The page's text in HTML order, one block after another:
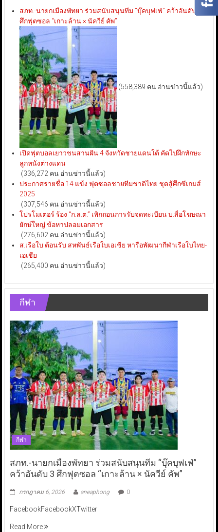
สภท.-นายกเมืองพัทยา ร่วมสนับสนุนทีม “บุ๊คบุฟเฟ่” คว้าอันดับ 3
ศึกฟุตซอล “เกาะล้าน × นัควีย์ คัพ”
(558,389 คน อ่านข่าวนี้แล้ว)
เปิดฟุตบอลเยาวชนสานฝัน 4 จังหวัดชายแดนใต้ คัดไปฝึกทักษะ
ลูกหนังต่างแดน
(336,272 คน อ่านข่าวนี้แล้ว)
ประกาศรายชื่อ 14 แข้ง ฟุตซอลชายทีมชาติไทย ชุดสู้ศึกซีเกมส์
2025
(307,546 คน อ่านข่าวนี้แล้ว)
โปรโมเตอร์ ร้อง “ก.ล.ต.” เพิกถอนการรับจดทะเบียน บ.สื่อโฆษณา
ยักษ์ใหญ่ ข้อหาปลอมเอกสาร
(276,602 คน อ่านข่าวนี้แล้ว)
ส.เรือใบ ต้อนรับ สหพันธ์เรือใบเอเชีย หารือพัฒนากีฬาเรือใบไทย-
เอเชีย
(265,400 คน อ่านข่าวนี้แล้ว)
กีฬา
กีฬา
สภท.-นายกเมืองพัทยา ร่วมสนับสนุนทีม “บุ๊คบุฟเฟ่”
คว้าอันดับ 3 ศึกฟุตซอล “เกาะล้าน × นัควีย์ คัพ”
กรกฎาคม 6, 2026 aneaphong 0
FacebookFacebookXTwitter
Read More